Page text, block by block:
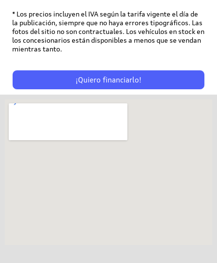
* Los precios incluyen el IVA según la tarifa vigente el día de
la publicación, siempre que no haya errores tipográficos. Las
fotos del sitio no son contractuales. Los vehículos en stock en
los concesionarios están disponibles a menos que se vendan
mientras tanto.
¡Quiero financiarlo!